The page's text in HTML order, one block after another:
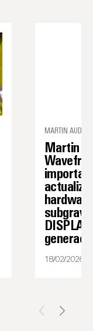
MARTIN AUDIO
Martin
18/02/2026